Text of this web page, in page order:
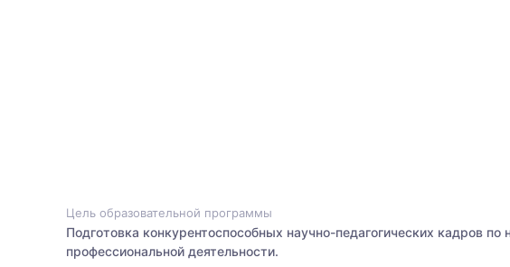
Цель образовательной программы
Подготовка конкурентоспособных научно-педагогических кадров
профессиональной деятельности.